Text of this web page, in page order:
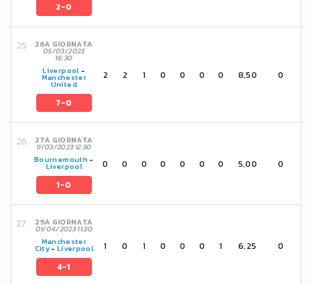
2-0
26A GIORNATA
05/03/2023
16:30
Liverpool -
Manchester
United
7-0
2 2 1 0 0 0 0 8,50 0
27A GIORNATA
11/03/2023 12:30
Bournemouth-
Liverpool
1-0
0 0 0 0 0 0 0 5,00 0
29A GIORNATA
01/04/2023 11:30
Manchester
City- Liverpool
4-1
1 0 1 0 0 0 1 6,25 0